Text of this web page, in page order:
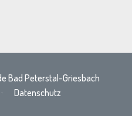
Bad Peterstal-Griesbach
· Datenschutz